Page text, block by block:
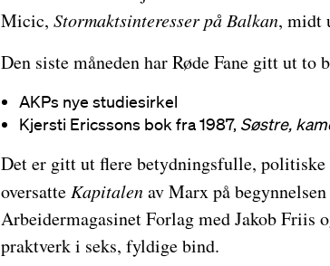
Micic, Stormaktsinteresser på Balkan, midt
Den siste måneden har Røde Fane gitt ut to
AKPs nye studiesirkel
Kjersti Ericssons bok fra 1987, Søstre,
Det er gitt ut flere betydningsfulle,
oversatte Kapitalenav Marx på
Arbeidermagasinet Forlag med Jakob Friis
praktverk i seks, fyldige bind.